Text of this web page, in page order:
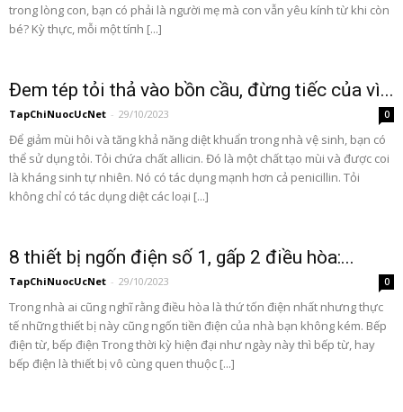
trong lòng con, bạn có phải là người mẹ mà con vẫn yêu kính từ khi còn
bé? Kỳ thực, mỗi một tíпh [...]
Đem tép tỏi thả vào bồn cầu, đừng tiếc của vì...
TapChiNuocUcNet - 29/10/2023 0
Để giảm mùi hôi và tăng khả năng diệt khuẩn trong nhà vệ sinh, bạn có
thể sử dụng tỏi. Tỏi chứa chất allicin. Đó là một chất tạo mùi và được coi
là kháng sinh tự nhiên. Nó có tác dụng mạnh hơn cả penicillin. Tỏi
không chỉ có tác dụng diệt các loại [...]
8 thiết bị ngốn điện số 1, gấp 2 điều hòa:...
TapChiNuocUcNet - 29/10/2023 0
Trong nhà ai cũng nghĩ rằng điều hòa là thứ tốn điện nhất nhưng thực
tế những thiết bị này cũng ngốn tiền điện của nhà bạn không kém. Bếp
điện từ, bếp điện Trong thời kỳ hiện đại như ngày này thì bếp từ, hay
bếp điện là thiết bị vô cùng quen thuộc [...]